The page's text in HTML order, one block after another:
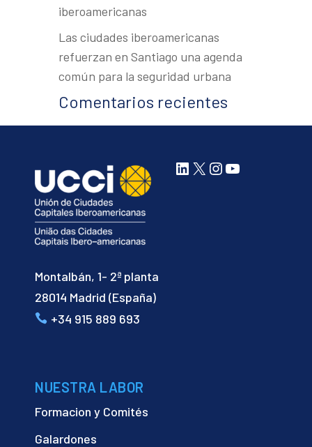
iberoamericanas
Las ciudades iberoamericanas
refuerzan en Santiago una agenda
común para la seguridad urbana
Comentarios recientes
Montalbán, 1- 2ª planta
28014 Madrid (España)
+34 915 889 693
LinkedIn
X Instagram
YouTube
NUESTRA LABOR
Formacion y Comités
Galardones